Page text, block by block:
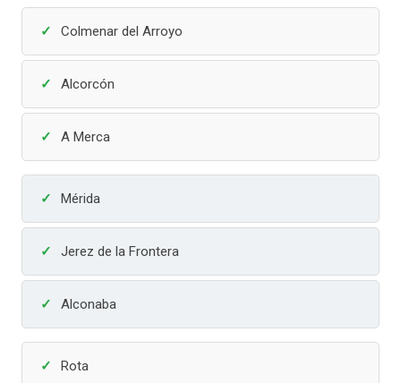
Colmenar del Arroyo
Alcorcón
A Merca
Mérida
Jerez de la Frontera
Alconaba
Rota